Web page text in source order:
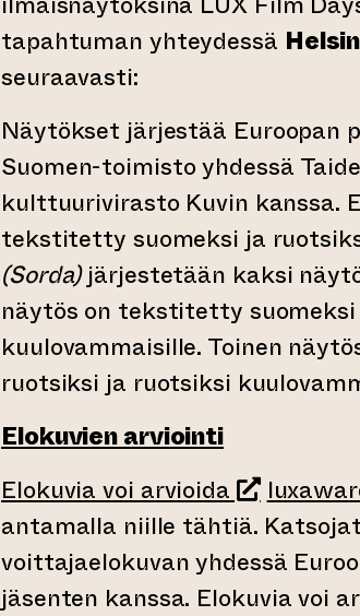
tapahtuman yhteydessä
seuraavasti:
Näytökset järjestää Euroopan
Suomen-toimisto yhdessä
kulttuurivirasto Kuvin kanssa.
tekstitetty suomeksi ja
(Sorda)järjestetään kaksi
näytös on tekstitetty suomeksi
kuulovammaisille. Toinen
ruotsiksi ja ruotsiksi
Elokuvien arviointi
Elokuvia voi arvioida(siirtyy
antamalla niille tähtiä.
voittajaelokuvan yhdessä
jäsenten kanssa. Elokuvia voi